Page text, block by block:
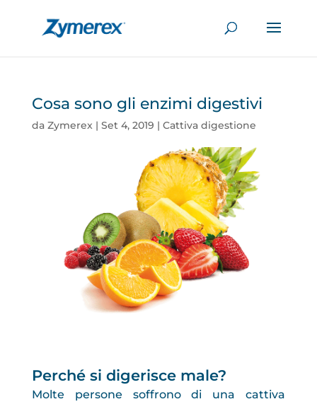
Cosa sono gli enzimi digestivi
da Zymerex| Set 4, 2019 | Cattiva digestione
Perché si digerisce male?
Molte persone soffrono di una cattiva